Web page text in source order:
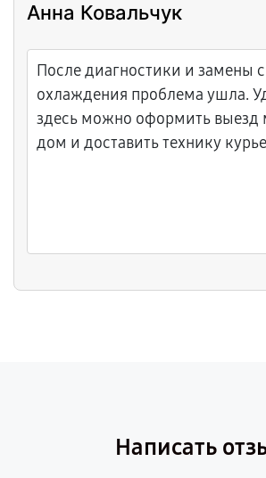
Анна Ковальчук
После диагностики и замены
охлаждения проблема ушла.
здесь можно оформить выезд
дом и доставить технику
Написать